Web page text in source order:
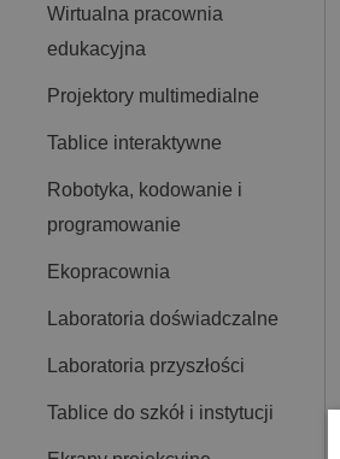
Wirtualna pracownia
edukacyjna
Projektory multimedialne
Tablice interaktywne
Robotyka, kodowanie i
programowanie
Ekopracownia
Laboratoria doświadczalne
Laboratoria przyszłości
Tablice do szkół i instytucji